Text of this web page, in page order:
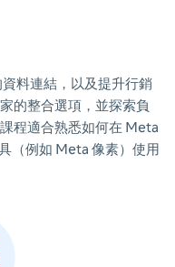
料連結，以及提升行銷
的整合選項，並探索負
程適合熟悉如何在 Meta
（例如 Meta 像素）使用